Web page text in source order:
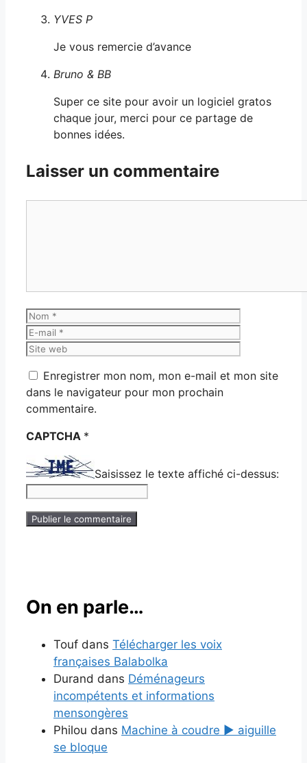
YVES P
Je vous remercie d’avance
Bruno & BB
Super ce site pour avoir un logiciel gratos
chaque jour, merci pour ce partage de
bonnes idées.
Laisser un commentaire
Nom
Enregistrer mon nom, mon e-mail et mon site
dans le navigateur pour mon prochain
commentaire.
CAPTCHA *
Saisissez le texte affiché ci-dessus:
On en parle…
Touf dans Télécharger les voix
françaises Balabolka
Durand dans Déménageurs
incompétents et informations
mensongères
Philou dans Machine à coudre ▶ aiguille
se bloque